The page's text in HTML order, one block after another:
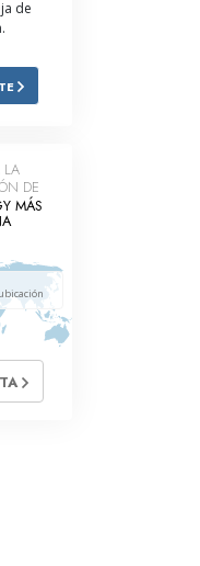
de
LA
DE
MÁS